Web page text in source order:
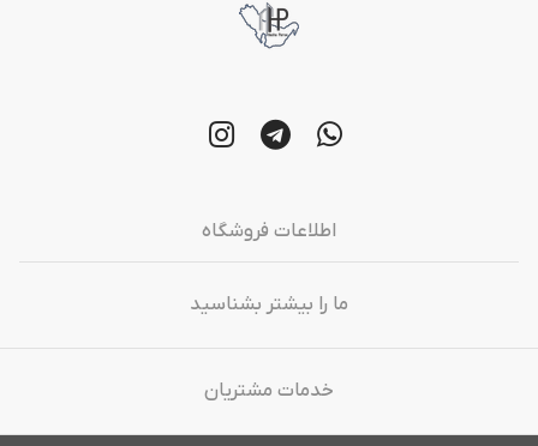
اطلاعات فروشگاه
ما را بیشتر بشناسید
خدمات مشتریان